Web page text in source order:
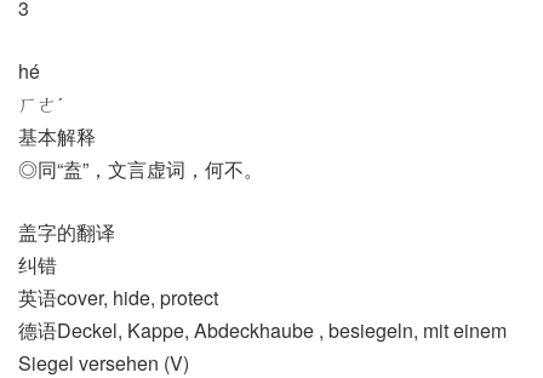
3
hé
ㄏㄜˊ
基本解释
◎同“盍”，文言虚词，何不。
盖字的翻译
纠错
英语cover, hide, protect
德语Deckel, Kappe, Abdeckhaube , besiegeln, mit einem
Siegel versehen (V)